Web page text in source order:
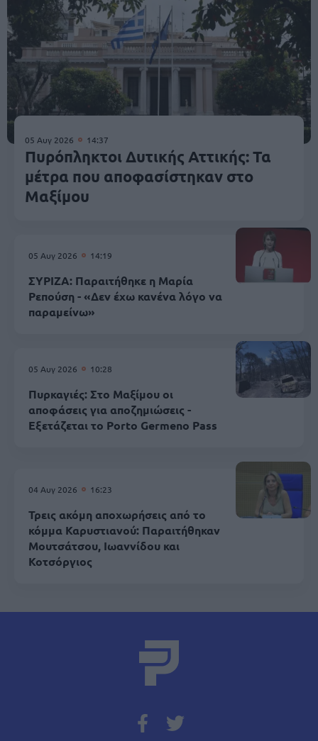
05 Αυγ 2026 14:37
Πυρόπληκτοι Δυτικής Αττικής: Τα
μέτρα που αποφασίστηκαν στο
Μαξίμου
05 Αυγ 2026 14:19
ΣΥΡΙΖΑ: Παραιτήθηκε η Μαρία
Ρεπούση - «Δεν έχω κανένα λόγο να
παραμείνω»
05 Αυγ 2026 10:28
Πυρκαγιές: Στο Μαξίμου οι
αποφάσεις για αποζημιώσεις -
Εξετάζεται το Porto Germeno Pass
04 Αυγ 2026 16:23
Τρεις ακόμη αποχωρήσεις από το
κόμμα Καρυστιανού: Παραιτήθηκαν
Μουτσάτσου, Ιωαννίδου και
Κοτσόργιος